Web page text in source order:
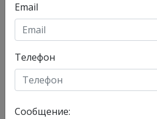
Главная
Email
Телефон
Сообщение: